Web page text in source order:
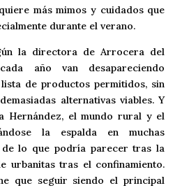
más mimos y cuidados que
durante el verano.
la directora de Arrocera del
año van desapareciendo
de productos permitidos, sin
alternativas viables. Y
Hernández, el mundo rural y el
la espalda en muchas
de lo que podría parecer tras la
urbanitas tras el confinamiento.
que seguir siendo el principal